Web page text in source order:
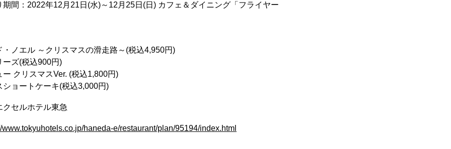
期間：2022年12月21日(水)～12月25日(日) カフェ＆ダイニング「フライヤー
・ノエル ～クリスマスの滑走路～(税込4,950円)
ーズ(税込900円)
ー クリスマスVer. (税込1,800円)
ショートケーキ(税込3,000円)
クセルホテル東急
www.tokyuhotels.co.jp/haneda-e/restaurant/plan/95194/index.html